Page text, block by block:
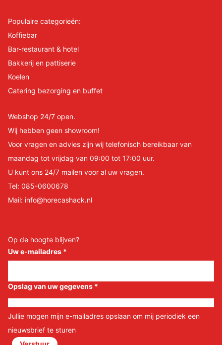
Populaire categorieën:
Koffiebar
Bar-restaurant & hotel
Bakkerij en pattiserie
Koelen
Catering bezorging en buffet
Webshop 24/7 open.
Wij hebben geen showroom!
Voor vragen en advies zijn wij telefonisch bereikbaar van
maandag tot vrijdag van 09:00 tot 17:00 uur.
U kunt ons 24/7 mailen voor al uw vragen.
Tel: 085-0600678
Mail: info@horecashack.nl
Op de hoogte blijven?
Uw e-mailadres *
Opslag van uw gegevens *
Jullie mogen mijn e-mailadres opslaan om mij periodiek een
nieuwsbrief te sturen